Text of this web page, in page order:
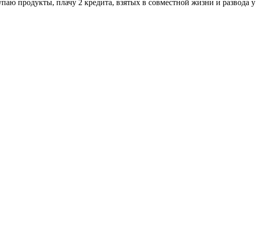
продукты, плачу 2 кредита, взятых в совместной жизни и развода у